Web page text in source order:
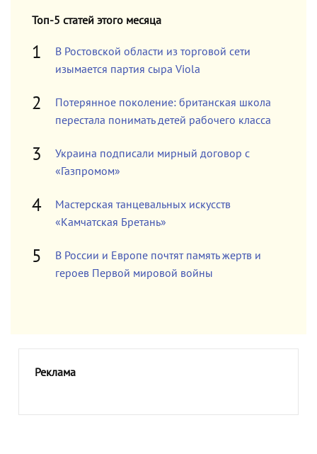
Топ-5 статей этого месяца
В Ростовской области из торговой сети
изымается партия сыра Viola
Потерянное поколение: британская школа
перестала понимать детей рабочего класса
Украина подписали мирный договор с
«Газпромом»
Мастерская танцевальных искусств
«Камчатская Бретань»
В России и Европе почтят память жертв и
героев Первой мировой войны
Реклама